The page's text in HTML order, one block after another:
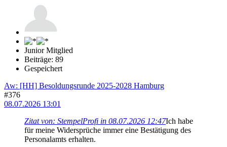
Junior Mitglied
Beiträge: 89
Gespeichert
Aw: [HH] Besoldungsrunde 2025-2028 Hamburg
#376
08.07.2026 13:01
Zitat von: StempelProfi in 08.07.2026 12:47Ich habe
für meine Widersprüche immer eine Bestätigung des
Personalamts erhalten.